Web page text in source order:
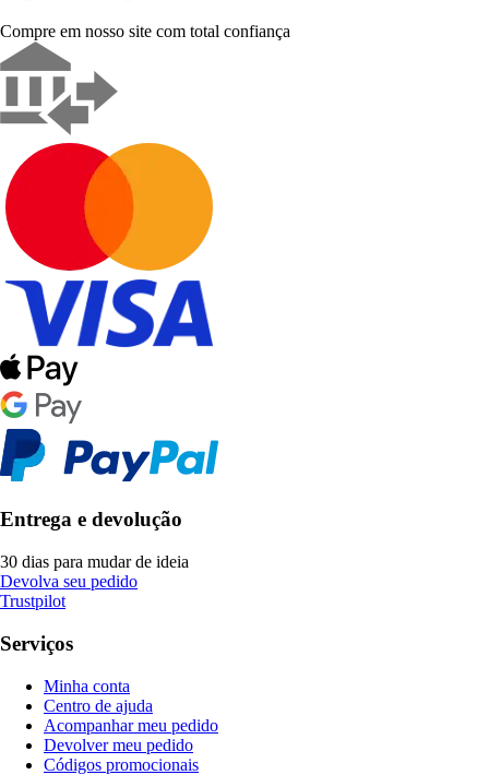
Compre em nosso site com total confiança
Entrega e devolução
30 dias para mudar de ideia
Devolva seu pedido
Trustpilot
Serviços
Minha conta
Centro de ajuda
Acompanhar meu pedido
Devolver meu pedido
Códigos promocionais